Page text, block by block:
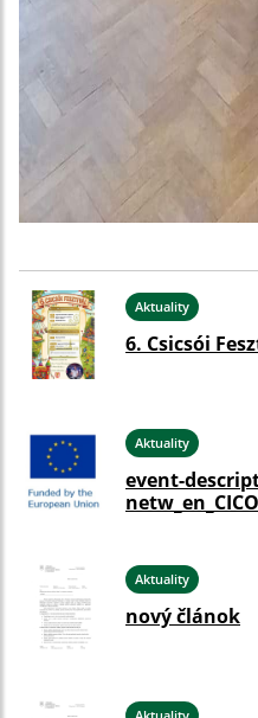
Aktuality
6. Csicsói
Aktuality
event-
Aktuality
nový článok